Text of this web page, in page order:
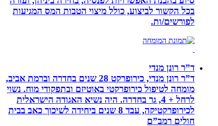
בכל הקשור לביצוע, כולל מיצוי הטבות המס המגיעות
לפורשים/ות.
ד”ר רונן מנדי
ד”ר רונן מנדי, כירופרקט 28 שנים בחדרה וברמת אביב,
מומחה לטיפול כירופרקטי באוטיזם ובתפקודי מוח. נשוי
לרחל + 4, גר בחדרה. היה נשיא האגודה הישראלית
לכירופרקטיקה, עבד 8 שנים ביחידה לשיכוך כאב בבית
חולים רמב”ם